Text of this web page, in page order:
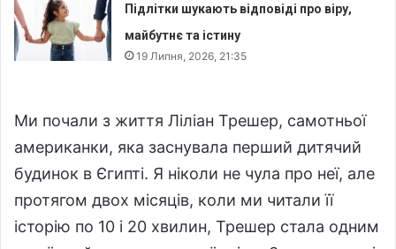
Підлітки шукають відповіді про віру,
майбутнє та істину
19 Липня, 2026, 21:35
Ми почали з життя Ліліан Трешер, самотньої
американки, яка заснувала перший дитячий
будинок в Єгипті. Я ніколи не чула про неї, але
протягом двох місяців, коли ми читали її
історію по 10 і 20 хвилин, Трешер стала одним